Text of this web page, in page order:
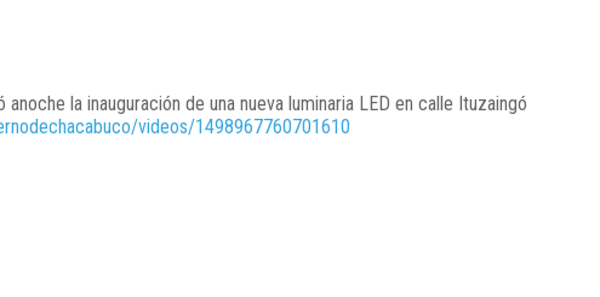
anoche la inauguración de una nueva luminaria LED en calle Ituzaingó
videos/1498967760701610